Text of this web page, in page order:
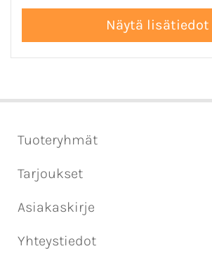
Tuoteryhmät
Tarjoukset
Asiakaskirje
Yhteystiedot